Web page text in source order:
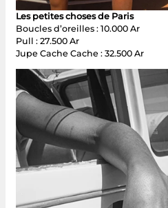
Les petites choses de Paris
Boucles d’oreilles : 10.000 Ar
Pull : 27.500 Ar
Jupe Cache Cache : 32.500 Ar